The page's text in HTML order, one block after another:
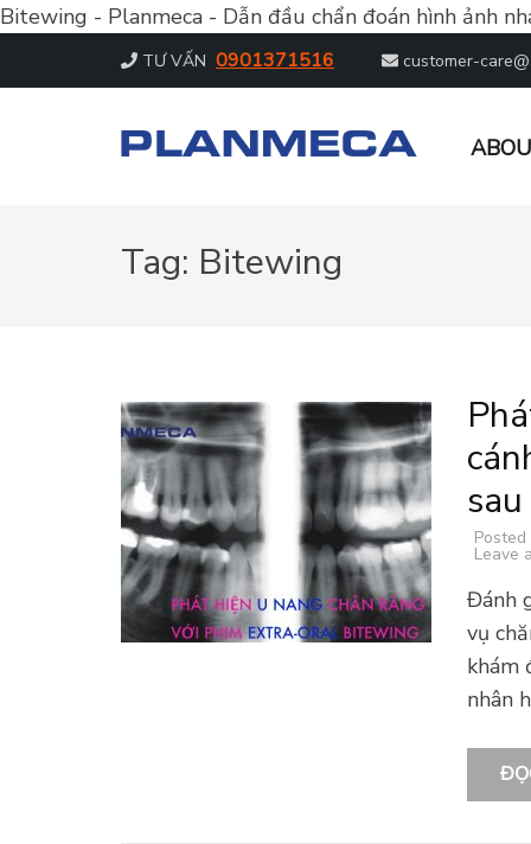
Bitewing - Planmeca - Dẫn đầu chẩn đoán hình ảnh
TƯ VẤN 0901371516 customer-
Tag: Bitewing
Posted
Leave
Đánh
vụ
khám
nhân